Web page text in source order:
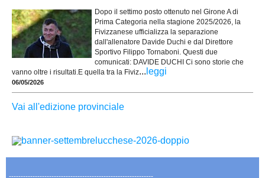
Dopo il settimo posto ottenuto nel Girone A di
Prima Categoria nella stagione 2025/2026, la
Fivizzanese ufficializza la separazione
dall'allenatore Davide Duchi e dal Direttore
Sportivo Filippo Tornaboni. Questi due
comunicati: DAVIDE DUCHI Ci sono storie che
vanno oltre i risultati.E quella tra la Fiviz... leggi
06/05/2026
Vai all'edizione provinciale
-------------------------------------------------------------